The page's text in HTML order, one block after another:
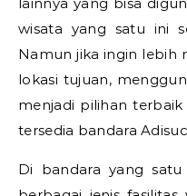
wisata yang satu ini
Namun jika ingin lebih
lokasi tujuan,
menjadi pilihan
tersedia bandara
Di bandara yang